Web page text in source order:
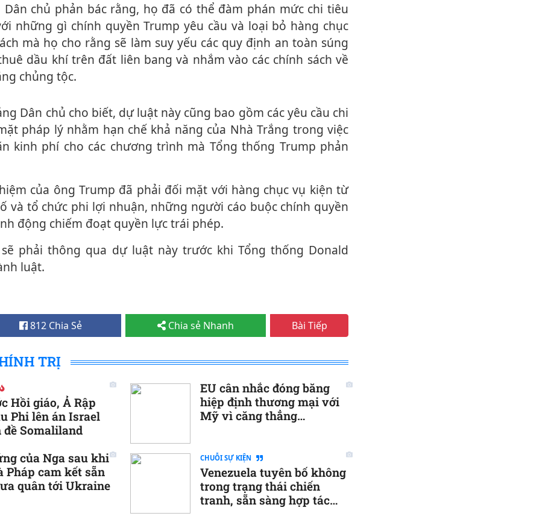
những gì chính quyền Trump yêu cầu và loại bỏ hàng chục
mà họ cho rằng sẽ làm suy yếu các quy định an toàn súng
dầu khí trên đất liên bang và nhắm vào các chính sách về
chủ‌ng tộ‌c.
pháp lý nhằm hạn chế khả năng của Nhà Trắng trong việc
kinh phí cho các chương trình mà Tổng thống Trump phản
và tổ chức phi lợi nhuận, những người cáo buộc chính quyền
động chiếm đoạt quyền lực trái phép.
luật.
812 Chia Sẻ Chia sẻ Nhanh Bài Tiếp
TRỊ
Hồi giáo, Ả Rập
Phi lên án Israel
đề Somaliland
EU cân nhắc đóng băng
hiệp định thương mại với
Mỹ vì căng thẳng
của Nga sau khi
Pháp cam kết sẵn
quân tới Ukraine
CHUỖI SỰ KIỆN
Venezuela tuyên bố không
trong trạng thái chiến
tranh, sẵn sàng hợp tác